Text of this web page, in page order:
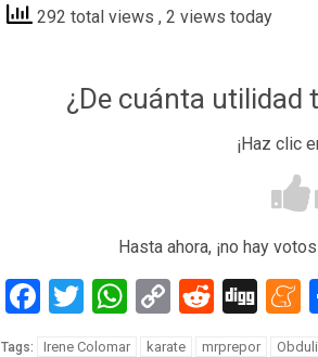
292 total views , 2 views today
¿De cuánta utilidad
¡Haz clic
Hasta ahora, ¡no hay
Facebook
Twitter
WhatsApp
Copy
Link
Reddit
Tags: Irene Colomar karate mrprepor